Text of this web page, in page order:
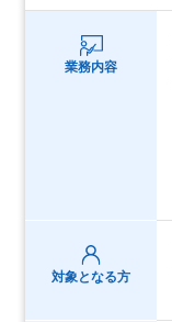
業務内容
対象となる方